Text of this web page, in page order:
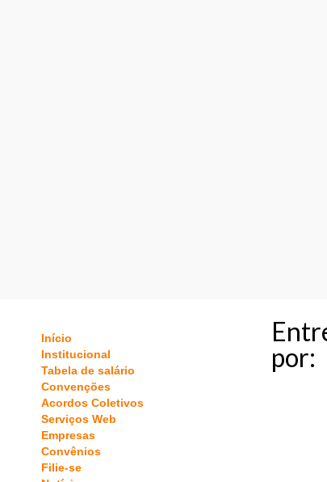
Início
Institucional
Tabela de salário
Convenções
Acordos Coletivos
Serviços Web
Empresas
Convênios
Filie-se
por: